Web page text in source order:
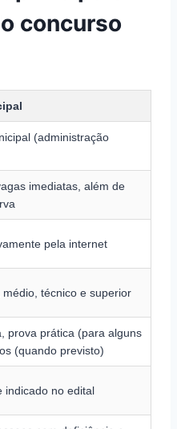
concurso
(administração
imediatas, além de
pela internet
técnico e superior
prova prática (para alguns
(quando previsto)
indicado no edital